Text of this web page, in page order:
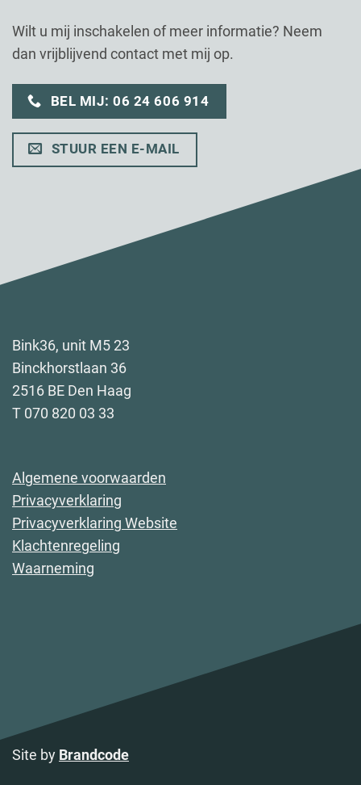
Wilt u mij inschakelen of meer informatie? Neem
dan vrijblijvend contact met mij op.
BEL MIJ: 06 24 606 914
STUUR EEN E-MAIL
Bink36, unit M5 23
Binckhorstlaan 36
2516 BE Den Haag
T 070 820 03 33
Algemene voorwaarden
Privacyverklaring
Privacyverklaring Website
Klachtenregeling
Waarneming
Site by Brandcode